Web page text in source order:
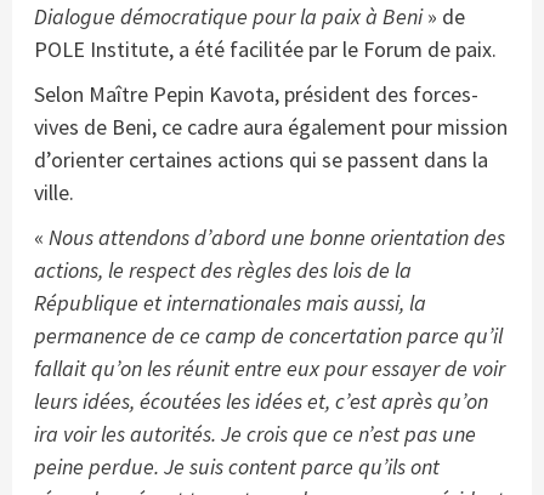
Dialogue démocratique pour la paix à Beni» de
POLE Institute, a été facilitée par le Forum de paix.
Selon Maître Pepin Kavota, président des forces-
vives de Beni, ce cadre aura également pour mission
d’orienter certaines actions qui se passent dans la
ville.
« Nous attendons d’abord une bonne orientation des
actions, le respect des règles des lois de la
République et internationales mais aussi, la
permanence de ce camp de concertation parce qu’il
fallait qu’on les réunit entre eux pour essayer de voir
leurs idées, écoutées les idées et, c’est après qu’on
ira voir les autorités. Je crois que ce n’est pas une
peine perdue. Je suis content parce qu’ils ont